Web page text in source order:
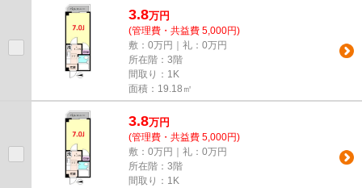
3.8万円
(管理費・共益費 5,000円)
敷：0万円｜礼：0万円
所在階：3階
間取り：1K
面積：19.18㎡
3.8万円
(管理費・共益費 5,000円)
敷：0万円｜礼：0万円
所在階：3階
間取り：1K